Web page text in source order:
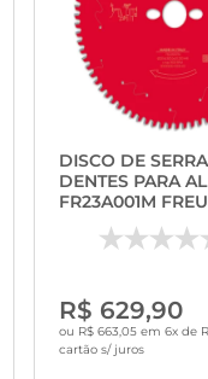
DISCO DE
DENTES PARA
FR23A001M
R$ 629,90
ou R$ 663,05 em 6x de
cartão s/ juros